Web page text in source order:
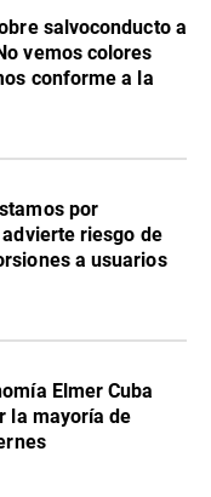
salvoconducto a
vemos colores
conforme a la
por
riesgo de
a usuarios
Elmer Cuba
la mayoría de